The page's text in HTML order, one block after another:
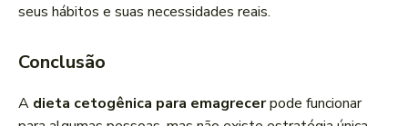
seus hábitos e suas necessidades reais.
Conclusão
A dieta cetogênica para emagrecerpode funcionar